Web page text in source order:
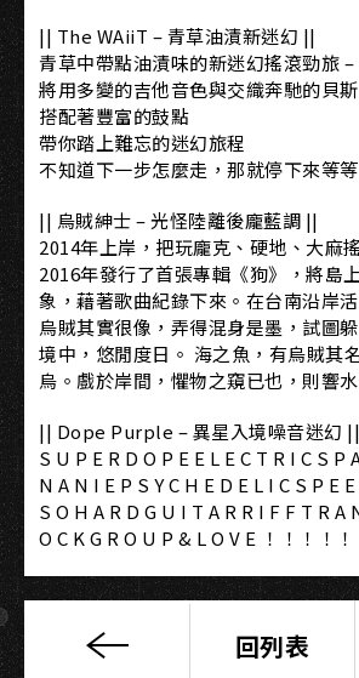
|| The WAiiT – 青草油漬新迷幻 ||
青草中帶點油漬味的新迷幻搖滾勁旅
將用多變的吉他音色與交織奔馳的貝
搭配著豐富的鼓點
帶你踏上難忘的迷幻旅程
不知道下一步怎麼走，那就停下來等
|| 烏賊紳士 – 光怪陸離後龐藍調 ||
2014年上岸，把玩龐克、硬地、大麻
2016年發行了首張專輯《狗》，將島
象，藉著歌曲紀錄下來。在台南沿岸
烏賊其實很像，弄得混身是墨，試圖
境中，悠閒度日。 海之魚，有烏賊其
烏。戲於岸間，懼物之窺已也，則響水
|| Dope Purple – 異星入境噪音迷幻 ||
S U P E R D O P E E L E C T R I C S P
N A N I E P S Y C H E D E L I C S P E
S O H A R D G U I T A R R I F F T R A
O C K G R O U P & L O V E ！！！！！
霧
回列表